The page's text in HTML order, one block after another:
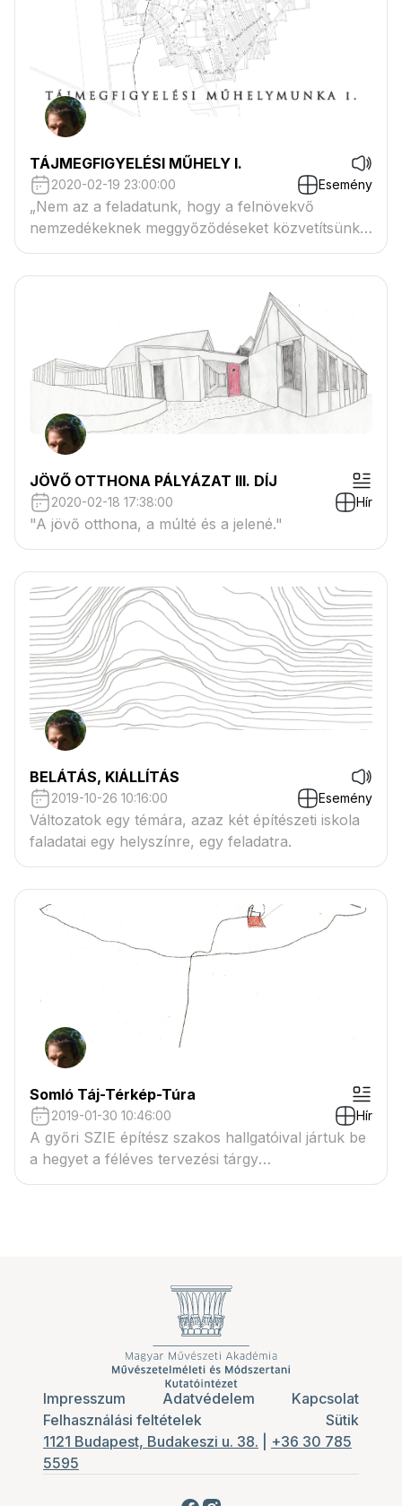
TÁJMEGFIGYELÉSI MŰHELY I.
2020-02-19 23:00:00 Esemény
„Nem az a feladatunk, hogy a felnövekvő
nemzedékeknek meggyőződéseket közvetítsünk.
Hozzá kell segítenünk, hogy a saját ítélőerejét, a
saját felfogóképességét használja. Tanuljon meg
saját szemével nézni a világban. /Rudolf Steiner/
JÖVŐ OTTHONA PÁLYÁZAT III. DÍJ
2020-02-18 17:38:00 Hír
"A jövő otthona, a múlté és a jelené."
BELÁTÁS, KIÁLLÍTÁS
2019-10-26 10:16:00 Esemény
Változatok egy témára, azaz két építészeti iskola
faladatai egy helyszínre, egy feladatra.
Somló Táj-Térkép-Túra
2019-01-30 10:46:00 Hír
A győri SZIE építész szakos hallgatóival jártuk be
a hegyet a féléves tervezési tárgy
előkészítéseként
Impresszum Adatvédelem
Kapcsolat
Felhasználási feltételek
Sütik
1121 Budapest, Budakeszi u. 38.
+36 30 785
5595